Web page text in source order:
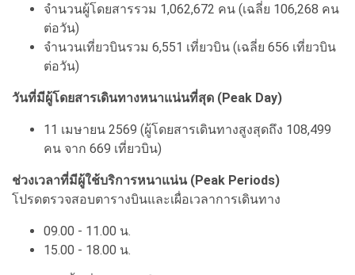
จำนวนผู้โดยสารรวม 1,062,672 คน (เฉลี่ย 106,268 คน
ต่อวัน)
จำนวนเที่ยวบินรวม 6,551 เที่ยวบิน (เฉลี่ย 656 เที่ยวบิน
ต่อวัน)
วันที่มีผู้โดยสารเดินทางหนาแน่นที่สุด (Peak Day)
11 เมษายน 2569 (ผู้โดยสารเดินทางสูงสุดถึง 108,499
คน จาก 669 เที่ยวบิน)
ช่วงเวลาที่มีผู้ใช้บริการหนาแน่น (Peak Periods)
โปรดตรวจสอบตารางบินและเผื่อเวลาการเดินทาง
09.00 - 11.00 น.
15.00 - 18.00 น.